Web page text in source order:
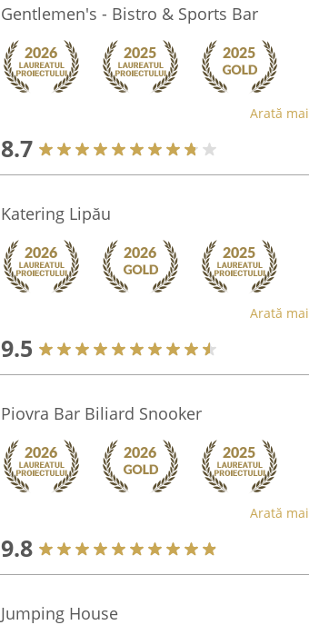
Gentlemen's - Bistro & Sports Bar
Arată
8.7
Katering Lipău
Arată
9.5
Piovra Bar Biliard Snooker
Arată
9.8
Jumping House